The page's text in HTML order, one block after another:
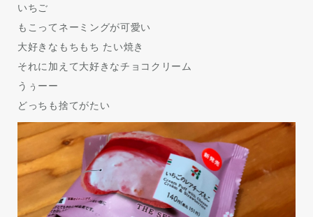
いちご
もこってネーミングが可愛い
大好きなもちもち たい焼き
それに加えて大好きなチョコクリーム
うぅーー
どっちも捨てがたい